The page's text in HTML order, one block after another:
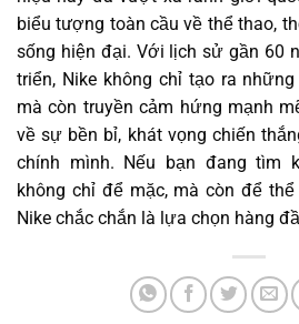
biểu tượng toàn cầu về thể thao,
sống hiện đại. Với lịch sử gần 60
triển, Nike không chỉ tạo ra
mà còn truyền cảm hứng mạnh
về sự bền bỉ, khát vọng chiến
chính mình. Nếu bạn đang tìm
không chỉ để mặc, mà còn để
Nike chắc chắn là lựa chọn hàng